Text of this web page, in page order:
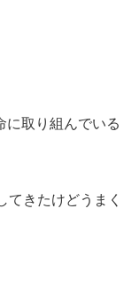
に取り組んでいる
てきたけどうまく